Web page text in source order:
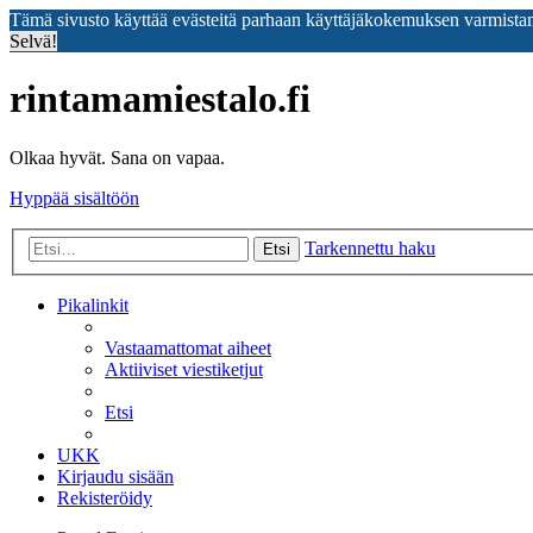
Tämä sivusto käyttää evästeitä parhaan käyttäjäkokemuksen
Selvä!
rintamamiestalo.fi
Olkaa hyvät. Sana on vapaa.
Hyppää sisältöön
Etsi Tarkennettu haku
Pikalinkit
Vastaamattomat aiheet
Aktiiviset viestiketjut
Etsi
UKK
Kirjaudu sisään
Rekisteröidy